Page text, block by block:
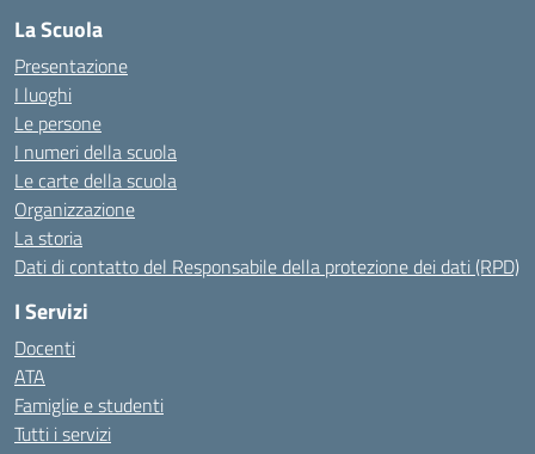
La Scuola
Presentazione
I luoghi
Le persone
I numeri della scuola
Le carte della scuola
Organizzazione
La storia
Dati di contatto del Responsabile della protezione dei dati (RPD)
I Servizi
Docenti
ATA
Famiglie e studenti
Tutti i servizi